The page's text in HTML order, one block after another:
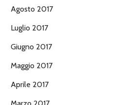
Agosto 2017
Luglio 2017
Giugno 2017
Maggio 2017
Aprile 2017